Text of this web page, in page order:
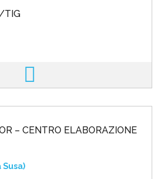
TIG
– CENTRO ELABORAZIONE